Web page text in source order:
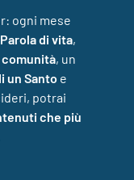
ogni mese
Parola di vita,
comunità, un
un Santo e
potrai
che più